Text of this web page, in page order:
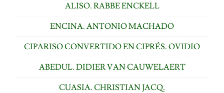
ALISO. RABBE ENCKELL
ENCINA. ANTONIO MACHADO
CIPARISO CONVERTIDO EN CIPRÉS. OVIDIO
ABEDUL. DIDIER VAN CAUWELAERT
CUASIA. CHRISTIAN JACQ.